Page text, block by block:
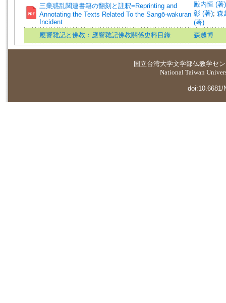
三業惑乱関連書籍の翻刻と註釈=Reprinting and
Annotating the Texts Related To the Sangō-wakuran
Incident
殿内恒 (著)
彰 (著); 森
(著)
應響雜記と佛教：應響雜記佛教關係史料目錄
森越博
国立台湾大学文学部仏教学セ
National Taiwan
doi:10.6681/